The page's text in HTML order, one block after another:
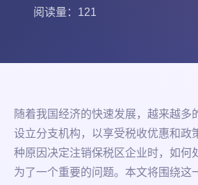
阅读量：121
随着我国经济的快速发展，越来越多
设立分支机构，以享受税收优惠和政
种原因决定注销保税区企业时，如何
为了一个重要的问题。本文将围绕这